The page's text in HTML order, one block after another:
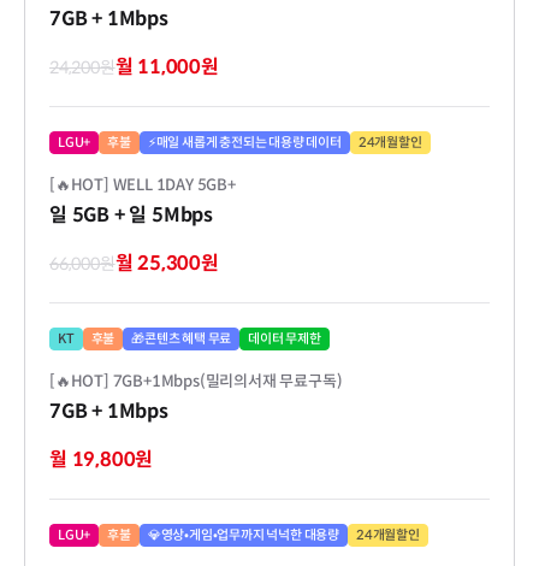
7GB+ 1Mbps
24,200원월 11,000원
LGU+ 후불 ⚡매일 새롭게 충전되는 대용량 데이터 24개월할인
[🔥HOT] WELL 1DAY 5GB+
일 5GB+ 일 5Mbps
66,000원월 25,300원
KT 후불 🎁콘텐츠 혜택 무료 데이터 무제한
[🔥HOT] 7GB+1Mbps(밀리의서재 무료구독)
7GB+ 1Mbps
월 19,800원
LGU+ 후불 💎영상•게임•업무까지 넉넉한 대용량 24개월할인